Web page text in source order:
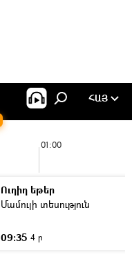
ՀԱՅ
01:00
Ուղիղ եթեր
Մամուլի տեսություն
09:35 4 ր